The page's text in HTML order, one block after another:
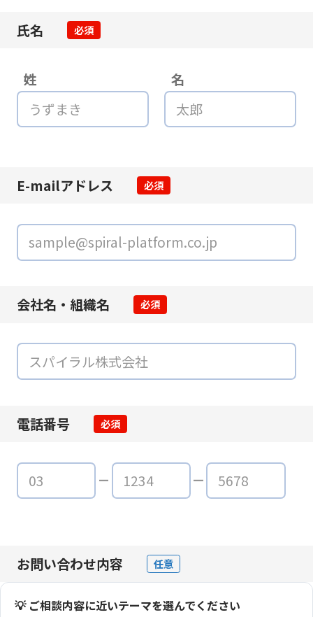
氏名 必須
姓 名
E-mailアドレス 必須
会社名・組織名 必須
電話番号 必須
お問い合わせ内容 任意
💡 ご相談内容に近いテーマを選んでください